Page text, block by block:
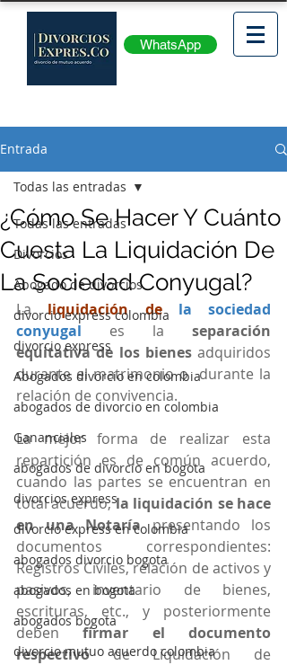
WhatsApp
Entrada
Todas las entradas
Divorcios
Abogado de divorcios
divorcio express colombia
divorcio express
Abogados divorcio en colombia
abogados de divorcio en colombia
Gananciales
abogados de divorcio en bogota
divorcios express
divorcio express en colombia
abogados divorcio bogota
abogados en bogota
abogados bogota
divorcio mutuo acuerdo colombia
Todas las entradas
¿Cómo Se Hacer Y Cuánto
Cuesta La Liquidación De
La Sociedad Conyugal?
La liquidación de
la sociedad
conyugal es la separación
equitativa de los bienes adquiridos
durante el matrimonio o  durante la
relación de convivencia.
La mejor forma de realizar esta
repartición es de común acuerdo,
cuando las partes se encuentran en
total acuerdo, la liquidación se hace
en una Notaría presentando los
documentos correspondientes:
Registros Civiles, relación de activos y
pasivos, inventario de bienes,
escrituras, etc., y posteriormente
deben firmar el documento
respectivo de Liquidación de